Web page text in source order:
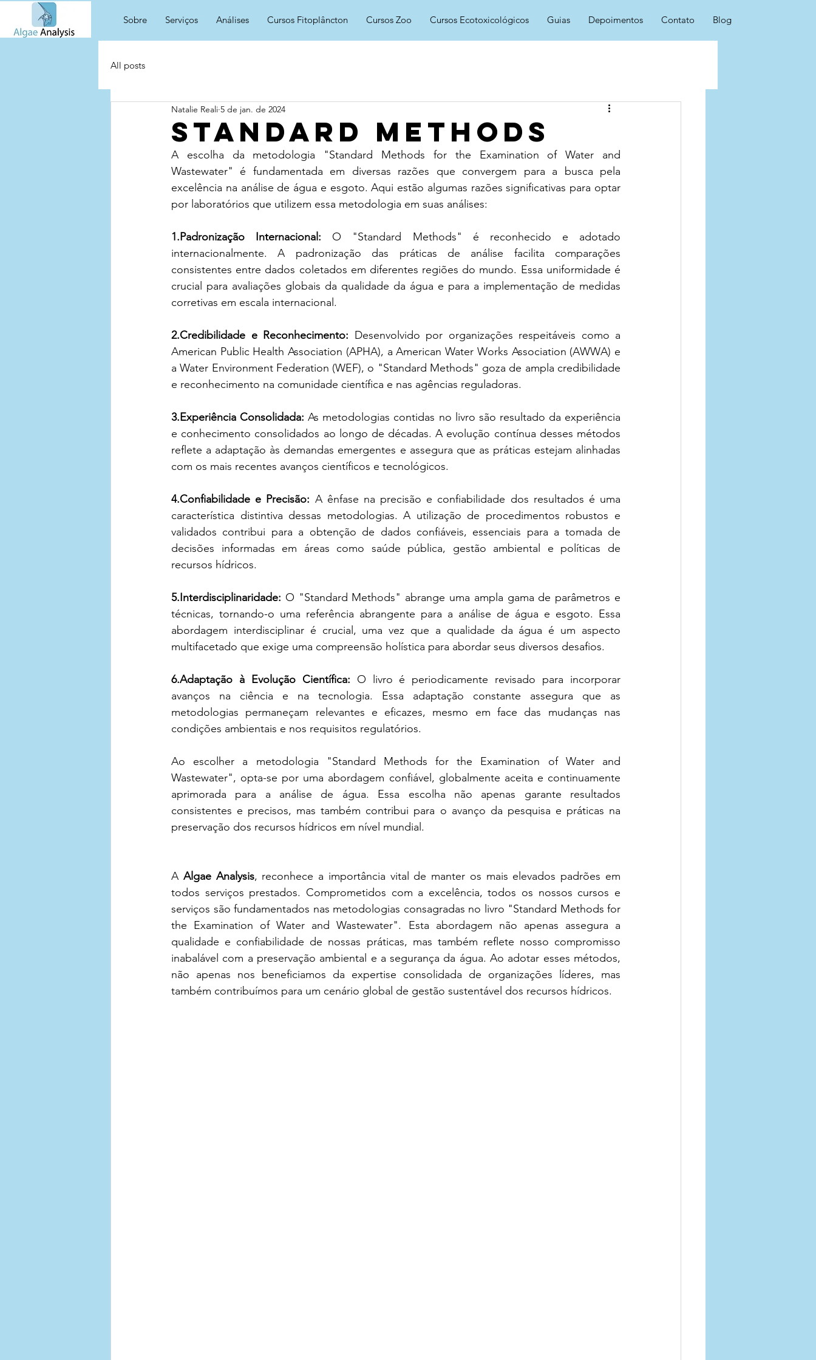
Sobre Serviços Análises Cursos Fitoplâncton Cursos Zoo Cursos Ecotoxicológicos Guias Depoimentos Contato Blog
All posts
Standard Methods
Natalie Reali 5 de jan. de 2024
A escolha da metodologia "Standard Methods for the Examination of Water and
Wastewater" é fundamentada em diversas razões que convergem para a busca pela
excelência na análise de água e esgoto. Aqui estão algumas razões significativas para optar
por laboratórios que utilizem essa metodologia em suas análises:
1.Padronização Internacional: O "Standard Methods" é reconhecido e adotado
internacionalmente. A padronização das práticas de análise facilita comparações
consistentes entre dados coletados em diferentes regiões do mundo. Essa uniformidade é
crucial para avaliações globais da qualidade da água e para a implementação de medidas
corretivas em escala internacional.
2.Credibilidade e Reconhecimento: Desenvolvido por organizações respeitáveis como a
American Public Health Association (APHA), a American Water Works Association (AWWA) e
a Water Environment Federation (WEF), o "Standard Methods" goza de ampla credibilidade
e reconhecimento na comunidade científica e nas agências reguladoras.
3.Experiência Consolidada: As metodologias contidas no livro são resultado da experiência
e conhecimento consolidados ao longo de décadas. A evolução contínua desses métodos
reflete a adaptação às demandas emergentes e assegura que as práticas estejam alinhadas
com os mais recentes avanços científicos e tecnológicos.
4.Confiabilidade e Precisão: A ênfase na precisão e confiabilidade dos resultados é uma
característica distintiva dessas metodologias. A utilização de procedimentos robustos e
validados contribui para a obtenção de dados confiáveis, essenciais para a tomada de
decisões informadas em áreas como saúde pública, gestão ambiental e políticas de
recursos hídricos.
5.Interdisciplinaridade: O "Standard Methods" abrange uma ampla gama de parâmetros e
técnicas, tornando-o uma referência abrangente para a análise de água e esgoto. Essa
abordagem interdisciplinar é crucial, uma vez que a qualidade da água é um aspecto
multifacetado que exige uma compreensão holística para abordar seus diversos desafios.
6.Adaptação à Evolução Científica: O livro é periodicamente revisado para incorporar
avanços na ciência e na tecnologia. Essa adaptação constante assegura que as
metodologias permaneçam relevantes e eficazes, mesmo em face das mudanças nas
condições ambientais e nos requisitos regulatórios.
Ao escolher a metodologia "Standard Methods for the Examination of Water and
Wastewater", opta-se por uma abordagem confiável, globalmente aceita e continuamente
aprimorada para a análise de água. Essa escolha não apenas garante resultados
consistentes e precisos, mas também contribui para o avanço da pesquisa e práticas na
preservação dos recursos hídricos em nível mundial.
A Algae Analysis, reconhece a importância vital de manter os mais elevados padrões em
todos serviços prestados. Comprometidos com a excelência, todos os nossos cursos e
serviços são fundamentados nas metodologias consagradas no livro "Standard Methods for
the Examination of Water and Wastewater". Esta abordagem não apenas assegura a
qualidade e confiabilidade de nossas práticas, mas também reflete nosso compromisso
inabalável com a preservação ambiental e a segurança da água. Ao adotar esses métodos,
não apenas nos beneficiamos da expertise consolidada de organizações líderes, mas
também contribuímos para um cenário global de gestão sustentável dos recursos hídricos.